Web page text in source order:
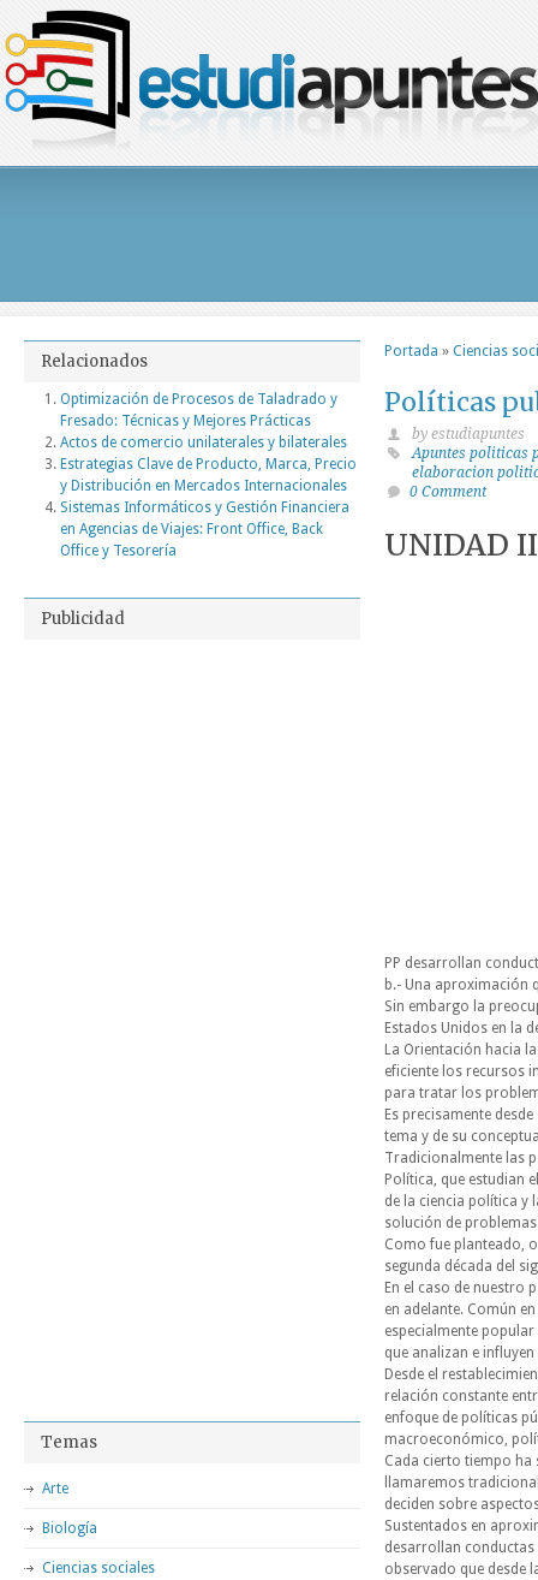
Portada » Ciencias
Políticas
by estudiapuntes
Apuntes politicas
elaboracion
0 Comment
UNIDAD
PP desarrollan
b.- Una aproximación
Sin embargo la
Estados Unidos en la
La Orientación hacia
eficiente los recursos
para tratar los
Es precisamente
tema y de su
Tradicionalmente las
Política, que estudian
de la ciencia política y
solución de
Como fue planteado,
segunda década del
En el caso de nuestro
en adelante. Común
especialmente
que analizan e
Desde el
relación constante
enfoque de políticas
macroeconómico,
Cada cierto tiempo ha
llamaremos
deciden sobre
Sustentados en
desarrollan
observado que desde
Relacionados
Optimización de Procesos de Taladrado y
Fresado: Técnicas y Mejores Prácticas
Actos de comercio unilaterales y bilaterales
Estrategias Clave de Producto, Marca, Precio
y Distribución en Mercados Internacionales
Sistemas Informáticos y Gestión Financiera
en Agencias de Viajes: Front Office, Back
Office y Tesorería
Publicidad
Temas
Arte
Biología
Ciencias sociales